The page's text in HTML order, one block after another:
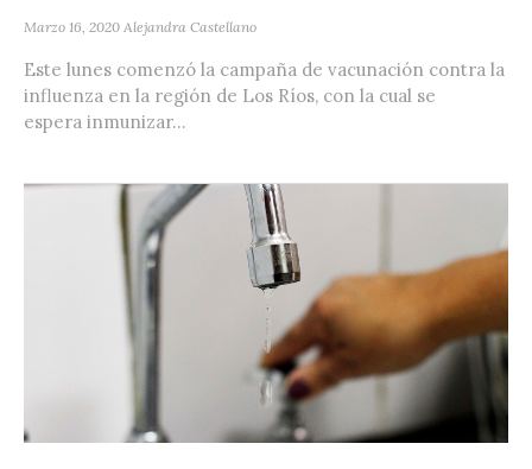
Marzo 16, 2020 Alejandra Castellano
Este lunes comenzó la campaña de vacunación contra la
influenza en la región de Los Ríos, con la cual se
espera inmunizar...